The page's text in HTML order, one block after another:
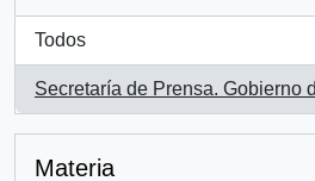
Todos
Secretaría de Prensa. Gobierno
, 1 resultados
Materia